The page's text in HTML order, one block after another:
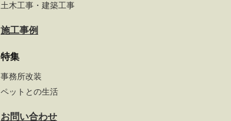
土木工事・建築工事
施工事例
特集
事務所改装
ペットとの生活
お問い合わせ